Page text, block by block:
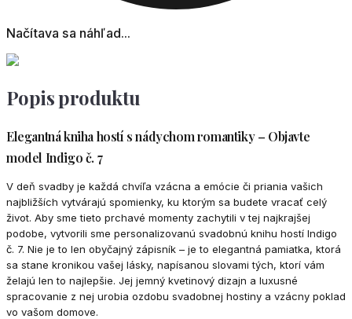
Načítava sa náhľad...
Popis produktu
Elegantná kniha hostí s nádychom romantiky – Objavte
model Indigo č. 7
V deň svadby je každá chvíľa vzácna a emócie či priania vašich
najbližších vytvárajú spomienky, ku ktorým sa budete vracať celý
život. Aby sme tieto prchavé momenty zachytili v tej najkrajšej
podobe, vytvorili sme personalizovanú svadobnú knihu hostí Indigo
č. 7. Nie je to len obyčajný zápisník – je to elegantná pamiatka, ktorá
sa stane kronikou vašej lásky, napísanou slovami tých, ktorí vám
želajú len to najlepšie. Jej jemný kvetinový dizajn a luxusné
spracovanie z nej urobia ozdobu svadobnej hostiny a vzácny poklad
vo vašom domove.